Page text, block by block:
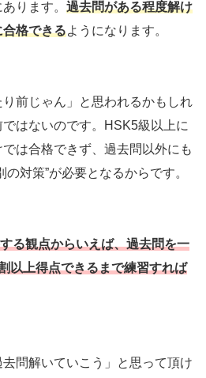
あります。 過去問がある程度解け
格できるようになります。
り前じゃん」と思われるかもしれ
はないのです。HSK5級以上に
は合格できず、過去問以外にも
対策”が必要となるからです。
る観点からいえば、過去問を一
以上得点できるまで練習すれば
去問解いていこう」と思って頂け